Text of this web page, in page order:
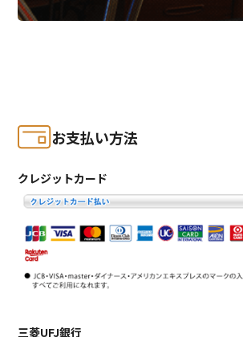
お支払い方法
クレジットカード
三菱UFJ銀行